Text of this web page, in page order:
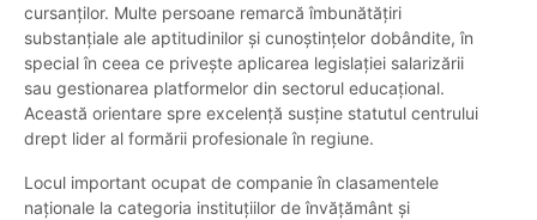
cursanților. Multe persoane remarcă îmbunătățiri
substanțiale ale aptitudinilor și cunoștințelor dobândite, în
special în ceea ce privește aplicarea legislației salarizării
sau gestionarea platformelor din sectorul educațional.
Această orientare spre excelență susține statutul centrului
drept lider al formării profesionale în regiune.
Locul important ocupat de companie în clasamentele
naționale la categoria instituțiilor de învățământ și